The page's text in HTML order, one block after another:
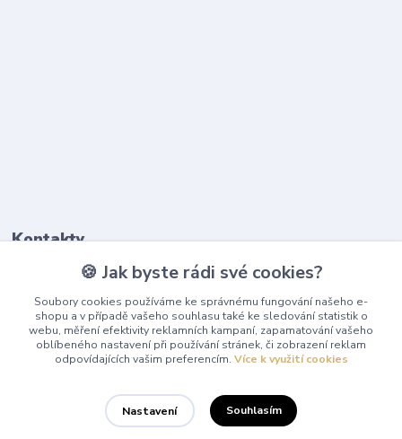
Kontakty
(Po-Pá, 9-17 hod.)
info@playcentrum.cz
🍪 Jak byste rádi své cookies?
Soubory cookies používáme ke správnému fungování našeho e-
shopu a v případě vašeho souhlasu také ke sledování statistik o
webu, měření efektivity reklamních kampaní, zapamatování vašeho
oblíbeného nastavení při používání stránek, či zobrazení reklam
odpovídajících vašim preferencím. Více k využití cookies
Nastavení Souhlasím